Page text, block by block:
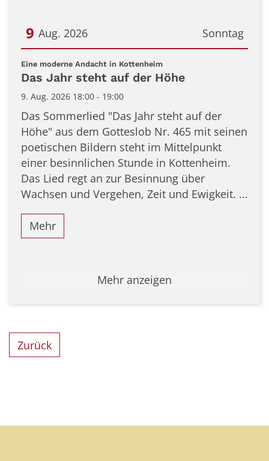
Sonntag
9 Aug. 2026
Datum: 9. August 2026
Eine moderne Andacht in Kottenheim:
Das Jahr steht auf der Höhe
9. Aug. 2026 18:00 - 19:00
Das Sommerlied "Das Jahr steht auf der
Höhe" aus dem Gotteslob Nr. 465 mit seinen
poetischen Bildern steht im Mittelpunkt
einer besinnlichen Stunde in Kottenheim.
Das Lied regt an zur Besinnung über
Wachsen und Vergehen, Zeit und Ewigkeit. ...
Mehr
Mehr anzeigen
Zurück